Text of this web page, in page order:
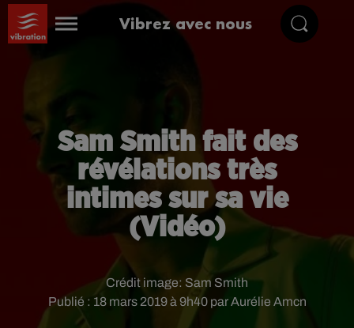
Vibrez avec nous
Sam Smith fait des
révélations très
intimes sur sa vie
(Vidéo)
Publié : 18 mars 2019 à 9h40 par Aurélie Amcn
Crédit image: Sam Smith